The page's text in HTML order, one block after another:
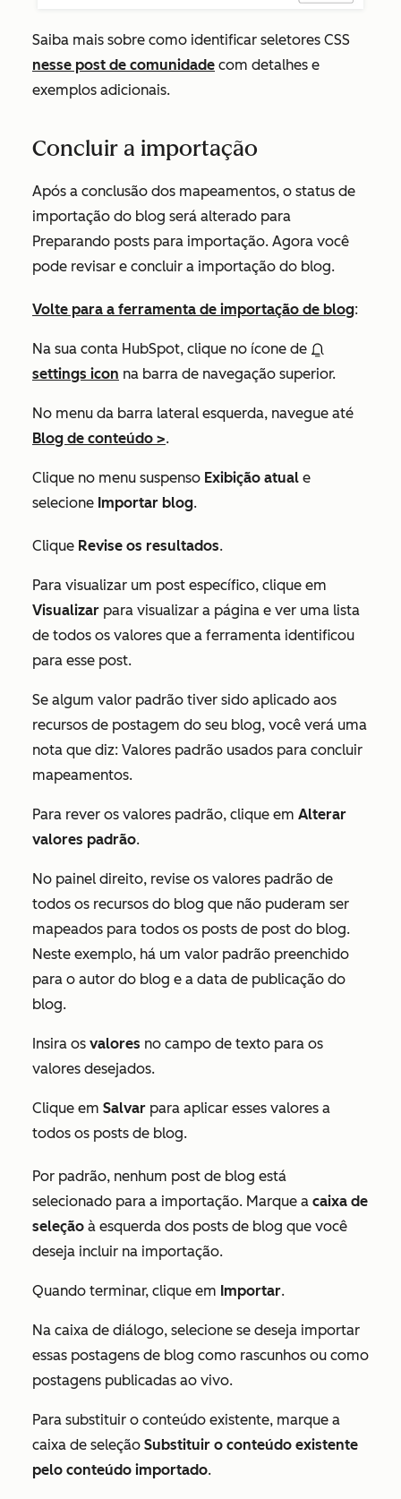
Saiba mais sobre como identificar seletores CSS
nesse post de comunidade com detalhes e
exemplos adicionais.
Concluir a importação
Após a conclusão dos mapeamentos, o status de
importação do blog será alterado para
Preparando posts para importação. Agora você
pode revisar e concluir a importação do blog.
Volte para a ferramenta de importação de blog:
Na sua conta HubSpot, clique no ícone de
settings icon na barra de navegação superior.
No menu da barra lateral esquerda, navegue até
Blog de conteúdo >.
Clique no menu suspenso Exibição atual e
selecione Importar blog.
Clique Revise os resultados.
Para visualizar um post específico, clique em
Visualizar para visualizar a página e ver uma lista
de todos os valores que a ferramenta identificou
para esse post.
Se algum valor padrão tiver sido aplicado aos
recursos de postagem do seu blog, você verá uma
nota que diz: Valores padrão usados para concluir
mapeamentos.
Para rever os valores padrão, clique em Alterar
valores padrão.
No painel direito, revise os valores padrão de
todos os recursos do blog que não puderam ser
mapeados para todos os posts de post do blog.
Neste exemplo, há um valor padrão preenchido
para o autor do blog e a data de publicação do
blog.
Insira os valores no campo de texto para os
valores desejados.
Clique em Salvar para aplicar esses valores a
todos os posts de blog.
Por padrão, nenhum post de blog está
selecionado para a importação. Marque a caixa de
seleção à esquerda dos posts de blog que você
deseja incluir na importação.
Quando terminar, clique em Importar.
Na caixa de diálogo, selecione se deseja importar
essas postagens de blog como rascunhos ou como
postagens publicadas ao vivo.
Para substituir o conteúdo existente, marque a
caixa de seleção Substituir o conteúdo existente
pelo conteúdo importado.